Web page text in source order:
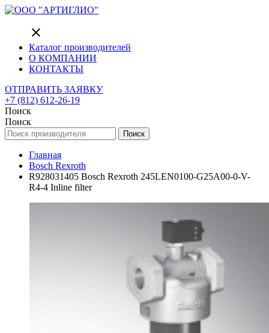
close
Каталог производителей
О КОМПАНИИ
КОНТАКТЫ
ОТПРАВИТЬ ЗАЯВКУ
+7 (812) 612-26-19
Поиск
Поиск
Поиск
Главная
Bosch Rexroth
R928031405 Bosch Rexroth 245LEN0100-G25A00-0-V-
R4-4 Inline filter